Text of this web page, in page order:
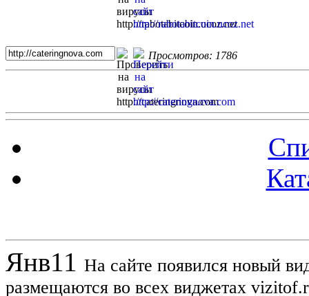
Просмотров: 1786
Янв11 На сайте появился новый
размещаются во всех виджетах